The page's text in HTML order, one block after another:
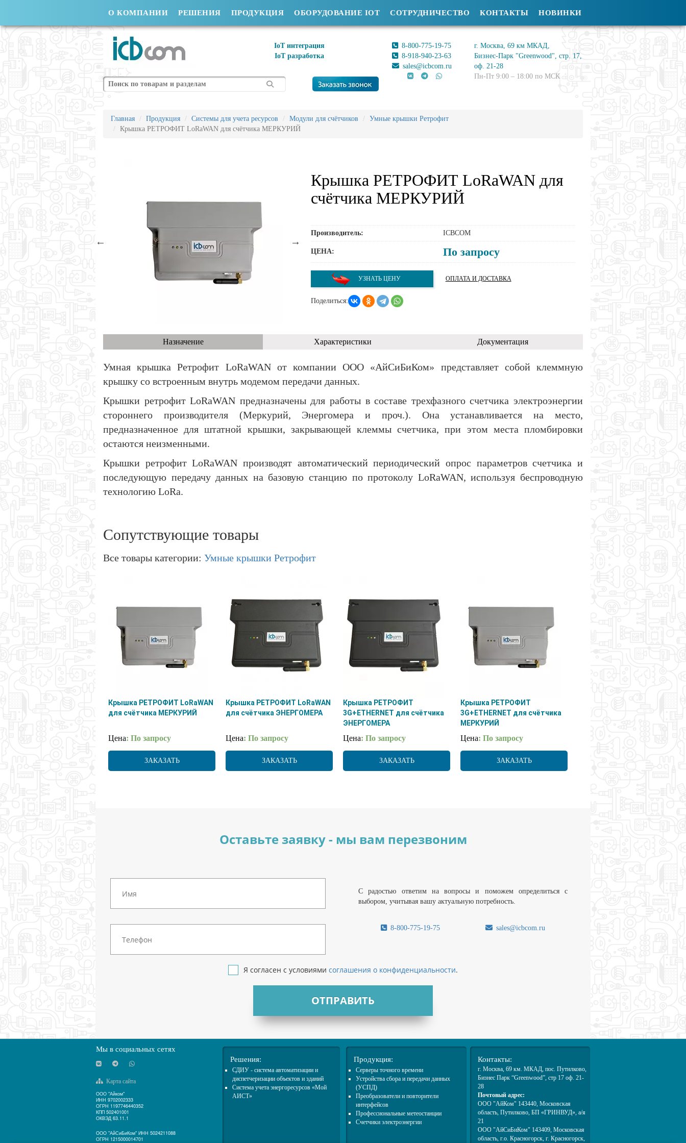
О КОМПАНИИ РЕШЕНИЯ ПРОДУКЦИЯ ОБОРУДОВАНИЕ IOT СОТРУДНИЧЕСТВО КОНТАКТЫ НОВИНКИ
IoT интеграция
IoT разработка
Поиск
8-800-775-19-75
8-918-940-23-63
sales@icbcom.ru
г. Москва, 69 км МКАД,
Бизнес-Парк "Greenwood", стр. 17,
оф. 21-28
Пн-Пт 9:00 – 18:00 по МСК
Главная Продукция Системы для учета ресурсов Модули для счётчиков
Умные крышки Ретрофит
Крышка РЕТРОФИТ LoRaWAN для счётчика МЕРКУРИЙ
Крышка РЕТРОФИТ LoRaWAN для
счётчика МЕРКУРИЙ
Производитель: ICBCOM
ЦЕНА: По запросу
УЗНАТЬ ЦЕНУ ОПЛАТА И ДОСТАВКА
Поделиться:
Назначение Характеристики Документация
Умная крышка Ретрофит LoRaWAN от компании ООО «АйСиБиКом» представляет собой клеммную
крышку со встроенным внутрь модемом передачи данных.
Крышки ретрофит LoRaWAN предназначены для работы в составе трехфазного счетчика электроэнергии
стороннего производителя (Меркурий, Энергомера и проч.). Она устанавливается на место,
предназначенное для штатной крышки, закрывающей клеммы счетчика, при этом места пломбировки
остаются неизменными.
Крышки ретрофит LoRaWAN производят автоматический периодический опрос параметров счетчика и
последующую передачу данных на базовую станцию по протоколу LoRaWAN, используя беспроводную
технологию LoRa.
Сопутствующие товары
Все товары категории: Умные крышки Ретрофит
Крышка РЕТРОФИТ LoRaWAN
для счётчика МЕРКУРИЙ
Цена: По запросу
ЗАКАЗАТЬ
Крышка РЕТРОФИТ LoRaWAN
для счётчика ЭНЕРГОМЕРА
Цена: По запросу
ЗАКАЗАТЬ
Крышка РЕТРОФИТ
3G+ETHERNET для счётчика
ЭНЕРГОМЕРА
Цена: По запросу
ЗАКАЗАТЬ
Крышка РЕТРОФИТ
3G+ETHERNET для счётчика
МЕРКУРИЙ
Цена: По запросу
ЗАКАЗАТЬ
Оставьте заявку - мы вам перезвоним
С радостью ответим на вопросы и поможем определиться с
выбором, учитывая вашу актуальную потребность.
8-800-775-19-75 sales@icbcom.ru
Я согласен с условиями соглашения о конфиденциальности.
ОТПРАВИТЬ
Мы в социальных сетях
Карта сайта
ООО "Айком"
ИНН 9702002333
ОГРН 1197746440352
КПП 502401001
ОКВЭД 63.11.1
ООО "АйСиБиКом" ИНН 5024211088
ОГРН 1215000014701
Решения:
СДИУ - система автоматизации и
диспетчеризации объектов и зданий
Система учета энергоресурсов «Мой
АИСТ»
Продукция:
Cерверы точного времени
Устройства сбора и передачи данных
(УСПД)
Преобразователи и повторители
интерфейсов
Профессиональные метеостанции
Счетчики электроэнергии
Контакты:
г. Москва, 69 км. МКАД, пос. Путилково,
Бизнес Парк “Greenwood”, стр 17 оф. 21-
28
Почтовый адрес:
ООО "АйКом" 143440, Московская
область, Путилково, БП «ГРИНВУД», а/я
21
ООО "АйСиБиКом" 143409, Московская
область, г.о. Красногорск, г. Красногорск,